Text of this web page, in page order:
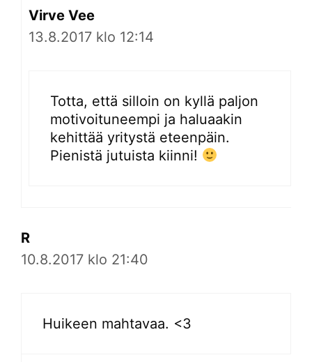
Virve Vee
13.8.2017 klo 12:14
Totta, että silloin on kyllä paljon
motivoituneempi ja haluaakin
kehittää yritystä eteenpäin.
Pienistä jutuista kiinni!
R
10.8.2017 klo 21:40
Huikeen mahtavaa. <3